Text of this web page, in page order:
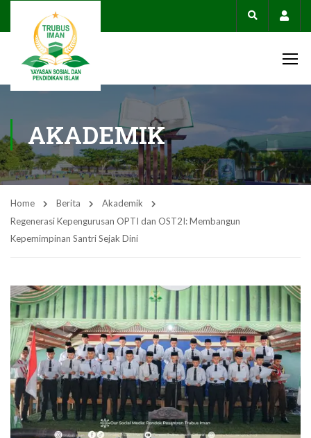
AKADEMIK
Home Berita
Akademik
Regenerasi Kepengurusan OPTI dan OST2I: Membangun
Kepemimpinan Santri Sejak Dini